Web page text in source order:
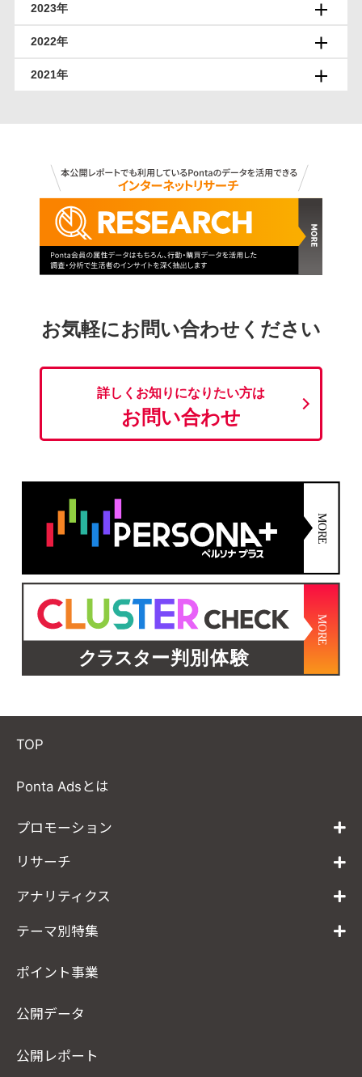
2023年
2022年
2021年
お気軽にお問い合わせください
詳しくお知りになりたい方は
お問い合わせ
TOP
Ponta Adsとは
プロモーション
リサーチ
アナリティクス
テーマ別特集
ポイント事業
公開データ
公開レポート